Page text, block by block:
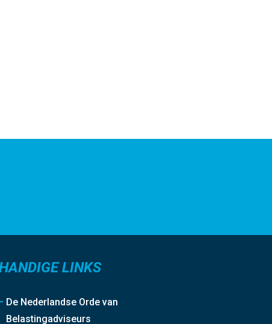
LINKS
De Nederlandse Orde van
Belastingadviseurs